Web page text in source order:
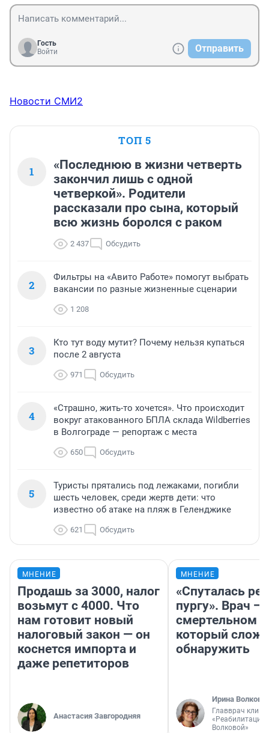
Гость
Войти
Отправить
Новости СМИ2
ТОП 5
1
«Последнюю в жизни четверть
закончил лишь с одной
четверкой». Родители
рассказали про сына, который
всю жизнь боролся с раком
2 437 Обсудить
2
Фильтры на «Авито Работе» помогут выбрать
вакансии по разные жизненные сценарии
1 208
3
Кто тут воду мутит? Почему нельзя купаться
после 2 августа
971 Обсудить
4
«Страшно, жить-то хочется». Что происходит
вокруг атакованного БПЛА склада Wildberries
в Волгограде — репортаж с места
650 Обсудить
5
Туристы прятались под лежаками, погибли
шесть человек, среди жертв дети: что
известно об атаке на пляж в Геленджике
621 Обсудить
МНЕНИЕ
Продашь за 3000, налог
возьмут с 4000. Что
нам готовит новый
налоговый закон — он
коснется импорта и
даже репетиторов
Анастасия Завгородняя
МНЕНИЕ
«Спуталась
пургу». Врач —
смертельном
который
обнаружить
Ирина Волкова
Главврач
«Реабилитация
Волковой»